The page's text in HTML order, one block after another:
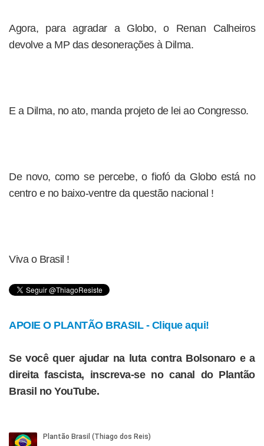
Agora, para agradar a Globo, o Renan Calheiros
devolve a MP das desonerações à Dilma.
E a Dilma, no ato, manda projeto de lei ao Congresso.
De novo, como se percebe, o fiofó da Globo está no
centro e no baixo-ventre da questão nacional !
Viva o Brasil !
APOIE O PLANTÃO BRASIL - Clique aqui!
Se você quer ajudar na luta contra Bolsonaro e a
direita fascista, inscreva-se no canal do Plantão
Brasil no YouTube.